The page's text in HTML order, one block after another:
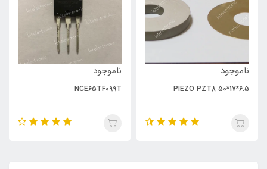
ناموجود
PIEZO PZT8 50*17*6.5
ناموجود
NCE65TF099T